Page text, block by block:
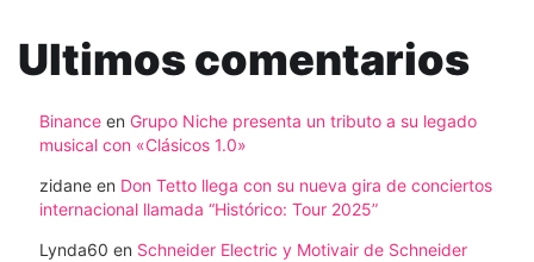
Ultimos comentarios
Binance en Grupo Niche presenta un tributo a su legado
musical con «Clásicos 1.0»
zidane en Don Tetto llega con su nueva gira de conciertos
internacional llamada “Histórico: Tour 2025”
Lynda60 en Schneider Electric y Motivair de Schneider